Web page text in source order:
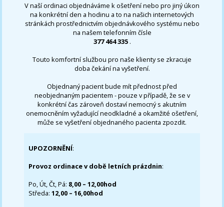
V naší ordinaci objednáváme k ošetření nebo pro jiný úkon
na konkrétní den a hodinu a to na našich internetových
stránkách prostřednictvím objednávkového systému nebo
na našem telefonním čísle
377 464 335 .
Touto komfortní službou pro naše klienty se zkracuje
doba čekání na vyšetření.
Objednaný pacient bude mít přednost před
neobjednaným pacientem - pouze v případě, že se v
konkrétní čas zároveň dostaví nemocný s akutním
onemocněním vyžadující neodkladné a okamžité ošetření,
může se vyšetření objednaného pacienta zpozdit.
UPOZORNĚNÍ:
Provoz ordinace v době letních prázdnin:
Po, Út, Čt, Pá: 8,00 – 12,00hod
Středa:12,00 – 16,00hod